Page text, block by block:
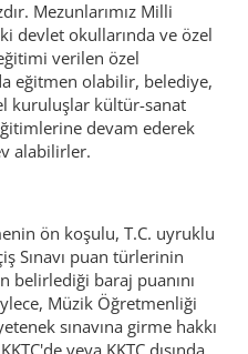
Mezunlarımız Milli
devlet okullarında ve özel
verilen özel
eğitmen olabilir, belediye,
kuruluşlar kültür-sanat
devam ederek
alabilirler.
ön koşulu, T.C. uyruklu
Sınavı puan türlerinin
belirlediği baraj puanını
Müzik Öğretmenliği
sınavına girme hakkı
veya KKTC dışında